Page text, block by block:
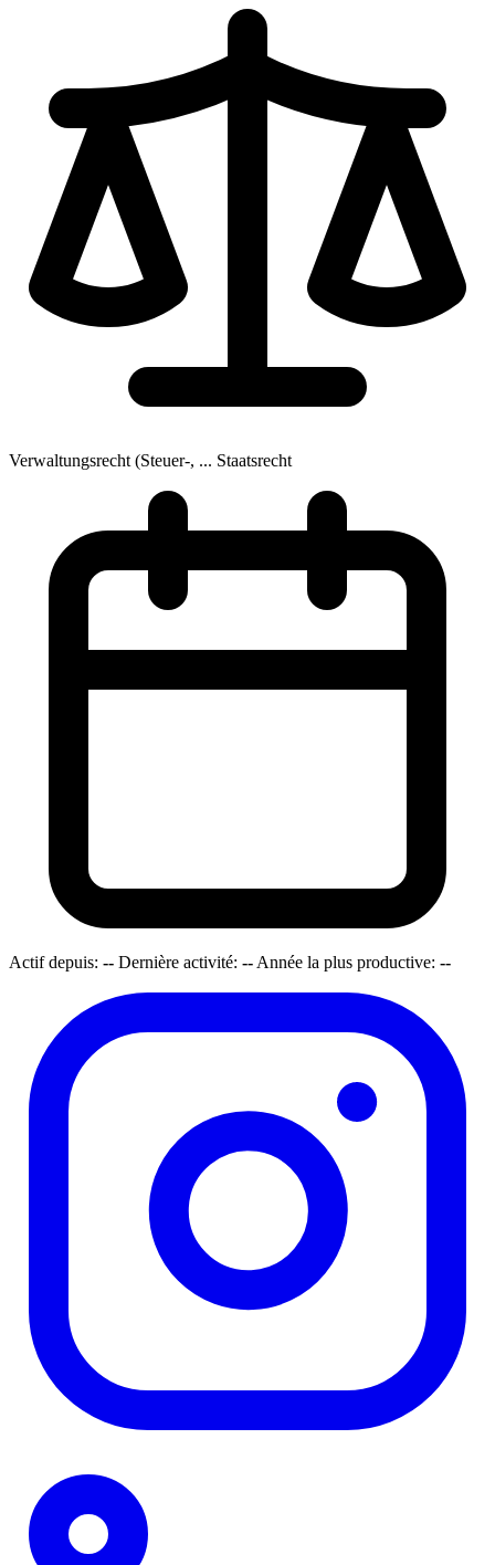
Verwaltungsrecht (Steuer-, ... Staatsrecht
Actif depuis: -- Dernière activité: -- Année la plus productive: --